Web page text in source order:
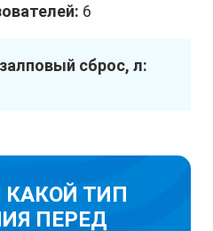
6
сброс, л:
КАКОЙ ТИП
ПЕРЕД